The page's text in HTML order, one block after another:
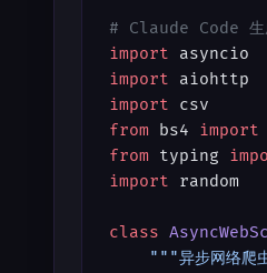
# Claude Code 生
import asyncio
import aiohttp
import csv
from bs4 import
from typing
import random
class
"""异步网络爬